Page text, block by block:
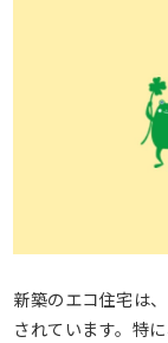
新築のエコ住宅は
されています。特